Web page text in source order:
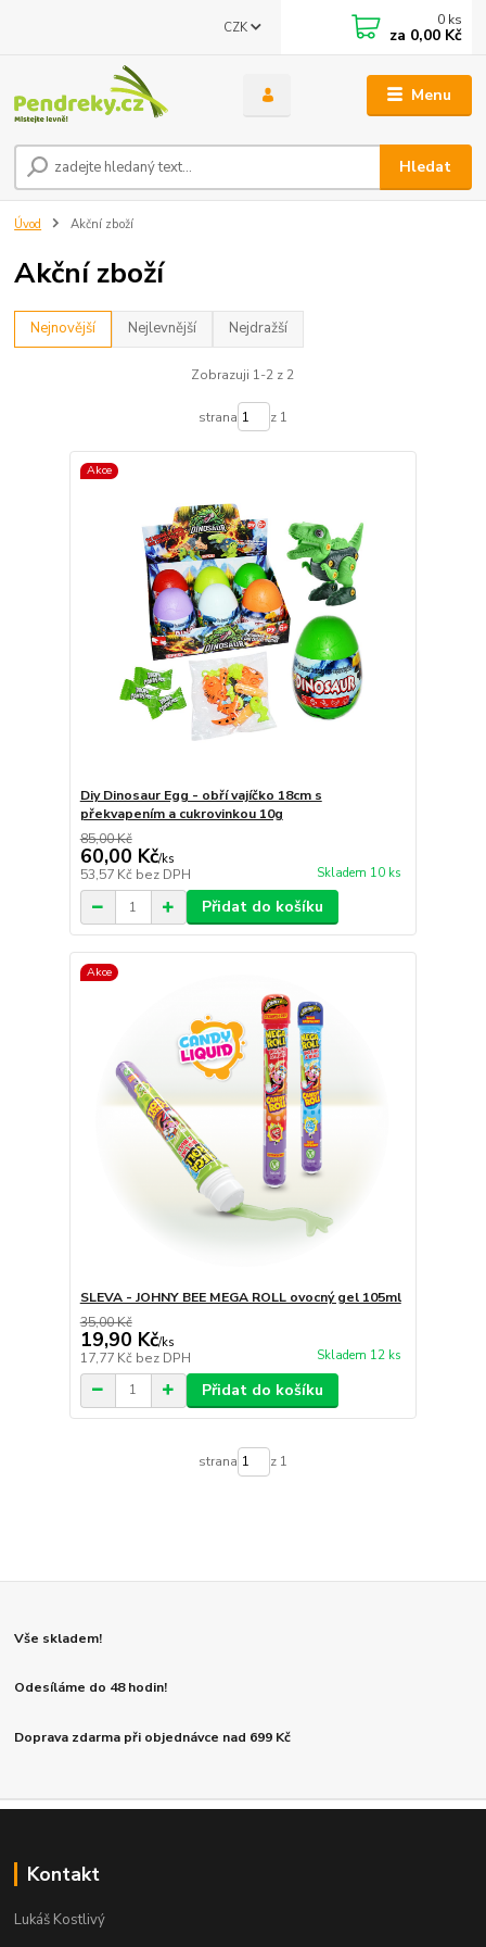
Menu
CZK
Hledat
0 ks
za 0,00 Kč
Úvod Akční zboží
Akční zboží
Nejnovější Nejlevnější Nejdražší
Zobrazuji 1-2 z 2
strana z 1
Akce
Diy Dinosaur Egg - obří vajíčko 18cm s
překvapením a cukrovinkou 10g
85,00 Kč
60,00 Kč/ks
53,57 Kč bez DPH Skladem 10 ks
Přidat do košíku
Akce
SLEVA - JOHNY BEE MEGA ROLL ovocný gel 105ml
35,00 Kč
19,90 Kč/ks
17,77 Kč bez DPH Skladem 12 ks
Přidat do košíku
strana z 1
Vše skladem!
Odesíláme do 48 hodin!
Doprava zdarma při objednávce nad 699 Kč
Kontakt
Lukáš Kostlivý